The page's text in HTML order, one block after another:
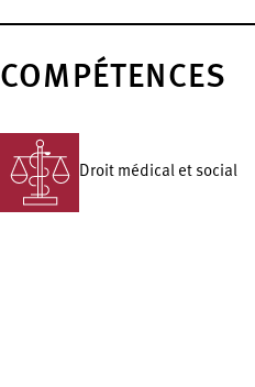
COMPÉTENCES
Droit médical et social